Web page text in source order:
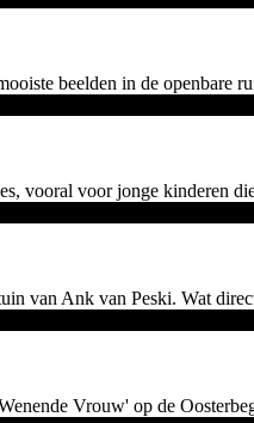
beelden in de openbare
vooral voor jonge kinderen
van Ank van Peski. Wat
Vrouw' op de